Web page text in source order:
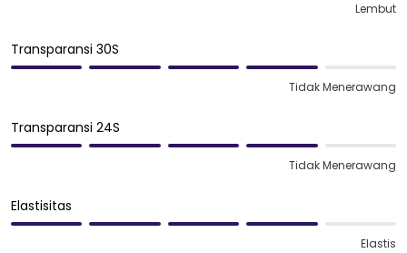
Lembut
Transparansi 30S
Tidak Menerawang
Transparansi 24S
Tidak Menerawang
Elastisitas
Elastis